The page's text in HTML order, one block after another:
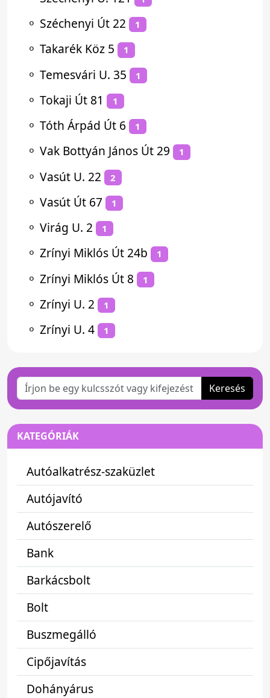
⚬ Széchenyi Út 22 1
⚬ Takarék Köz 5 1
⚬ Temesvári U. 35 1
⚬ Tokaji Út 81 1
⚬ Tóth Árpád Út 6 1
⚬ Vak Bottyán János Út 29 1
⚬ Vasút U. 22 2
⚬ Vasút Út 67 1
⚬ Virág U. 2 1
⚬ Zrínyi Miklós Út 24b 1
⚬ Zrínyi Miklós Út 8 1
⚬ Zrínyi U. 2 1
⚬ Zrínyi U. 4 1
Keresés
KATEGÓRIÁK
Autóalkatrész-szaküzlet
Autójavító
Autószerelő
Bank
Barkácsbolt
Bolt
Buszmegálló
Cipőjavítás
Dohányárus